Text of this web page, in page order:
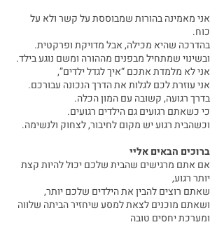
אני מאמינה בהורות שמבוססת על קשר ולא על
כוח.
בהדרכה שהיא מכילה, אבל מדויקת ופרקטית.
ובשינוי שמתחיל מבפנים מההורה ומשם נוגע בילד.
אני לא מלמדת אתכם “איך לגדל ילדים”,
אני עוזרת לכם לגלות את הדרך הנכונה עבורכם.
בדרך רגועה, קשובה עם המון הכלה.
כי כשאתם רגועים גם הילדים רגועים.
וכשהבית רגוע יש מקום לחיבור, לצחוק ולנשימה.
ברוכים הבאים אליי
אם אתם מרגישים שהבית שלכם יכול להיות קצת
יותר רגוע,
שאתם רוצים להבין את הילדים שלכם יותר,
ושאתם מוכנים לצאת למסע שיחזיר הביתה שלווה
ומערכת יחסים טובה